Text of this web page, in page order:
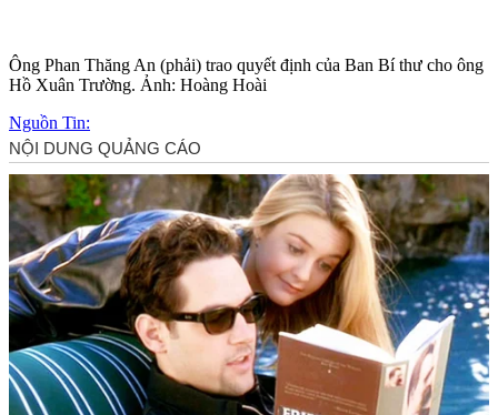
Ông Phan Thăng An (phải) trao quyết định của Ban Bí thư cho ông
Hồ Xuân Trường. Ảnh: Hoàng Hoài
Nguồn Tin: